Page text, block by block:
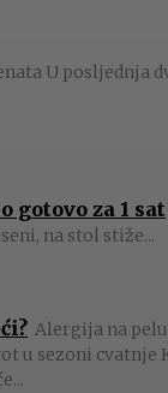
U posljednja
gotovo za 1 sat
na stol stiže...
Alergija na
u sezoni cvatnje